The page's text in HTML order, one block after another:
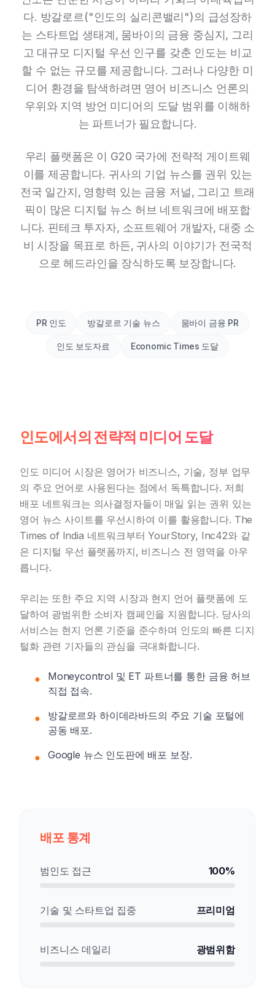
다. 방갈로르("인도의 실리콘밸리")의 급성장하
는 스타트업 생태계, 뭄바이의 금융 중심지, 그리
고 대규모 디지털 우선 인구를 갖춘 인도는 비교
할 수 없는 규모를 제공합니다. 그러나 다양한 미
디어 환경을 탐색하려면 영어 비즈니스 언론의
우위와 지역 방언 미디어의 도달 범위를 이해하
는 파트너가 필요합니다.
우리 플랫폼은 이 G20 국가에 전략적 게이트웨
이를 제공합니다. 귀사의 기업 뉴스를 권위 있는
전국 일간지, 영향력 있는 금융 저널, 그리고 트래
픽이 많은 디지털 뉴스 허브 네트워크에 배포합
니다. 핀테크 투자자, 소프트웨어 개발자, 대중 소
비 시장을 목표로 하든, 귀사의 이야기가 전국적
으로 헤드라인을 장식하도록 보장합니다.
PR 인도 방갈로르 기술 뉴스 뭄바이 금융 PR
인도 보도자료 Economic Times 도달
인도에서의 전략적 미디어 도달
인도 미디어 시장은 영어가 비즈니스, 기술, 정부 업무
의 주요 언어로 사용된다는 점에서 독특합니다. 저희
배포 네트워크는 의사결정자들이 매일 읽는 권위 있는
영어 뉴스 사이트를 우선시하여 이를 활용합니다. The
Times of India 네트워크부터 YourStory, Inc42와 같
은 디지털 우선 플랫폼까지, 비즈니스 전 영역을 아우
릅니다.
우리는 또한 주요 지역 시장과 현지 언어 플랫폼에 도
달하여 광범위한 소비자 캠페인을 지원합니다. 당사의
서비스는 현지 언론 기준을 준수하며 인도의 빠른 디지
털화 관련 기자들의 관심을 극대화합니다.
●
Moneycontrol 및 ET 파트너를 통한 금융 허브
직접 접속.
●
방갈로르와 하이데라바드의 주요 기술 포털에
공동 배포.
● Google 뉴스 인도판에 배포 보장.
배포 통계
범인도 접근 100%
기술 및 스타트업 집중 프리미엄
비즈니스 데일리 광범위함